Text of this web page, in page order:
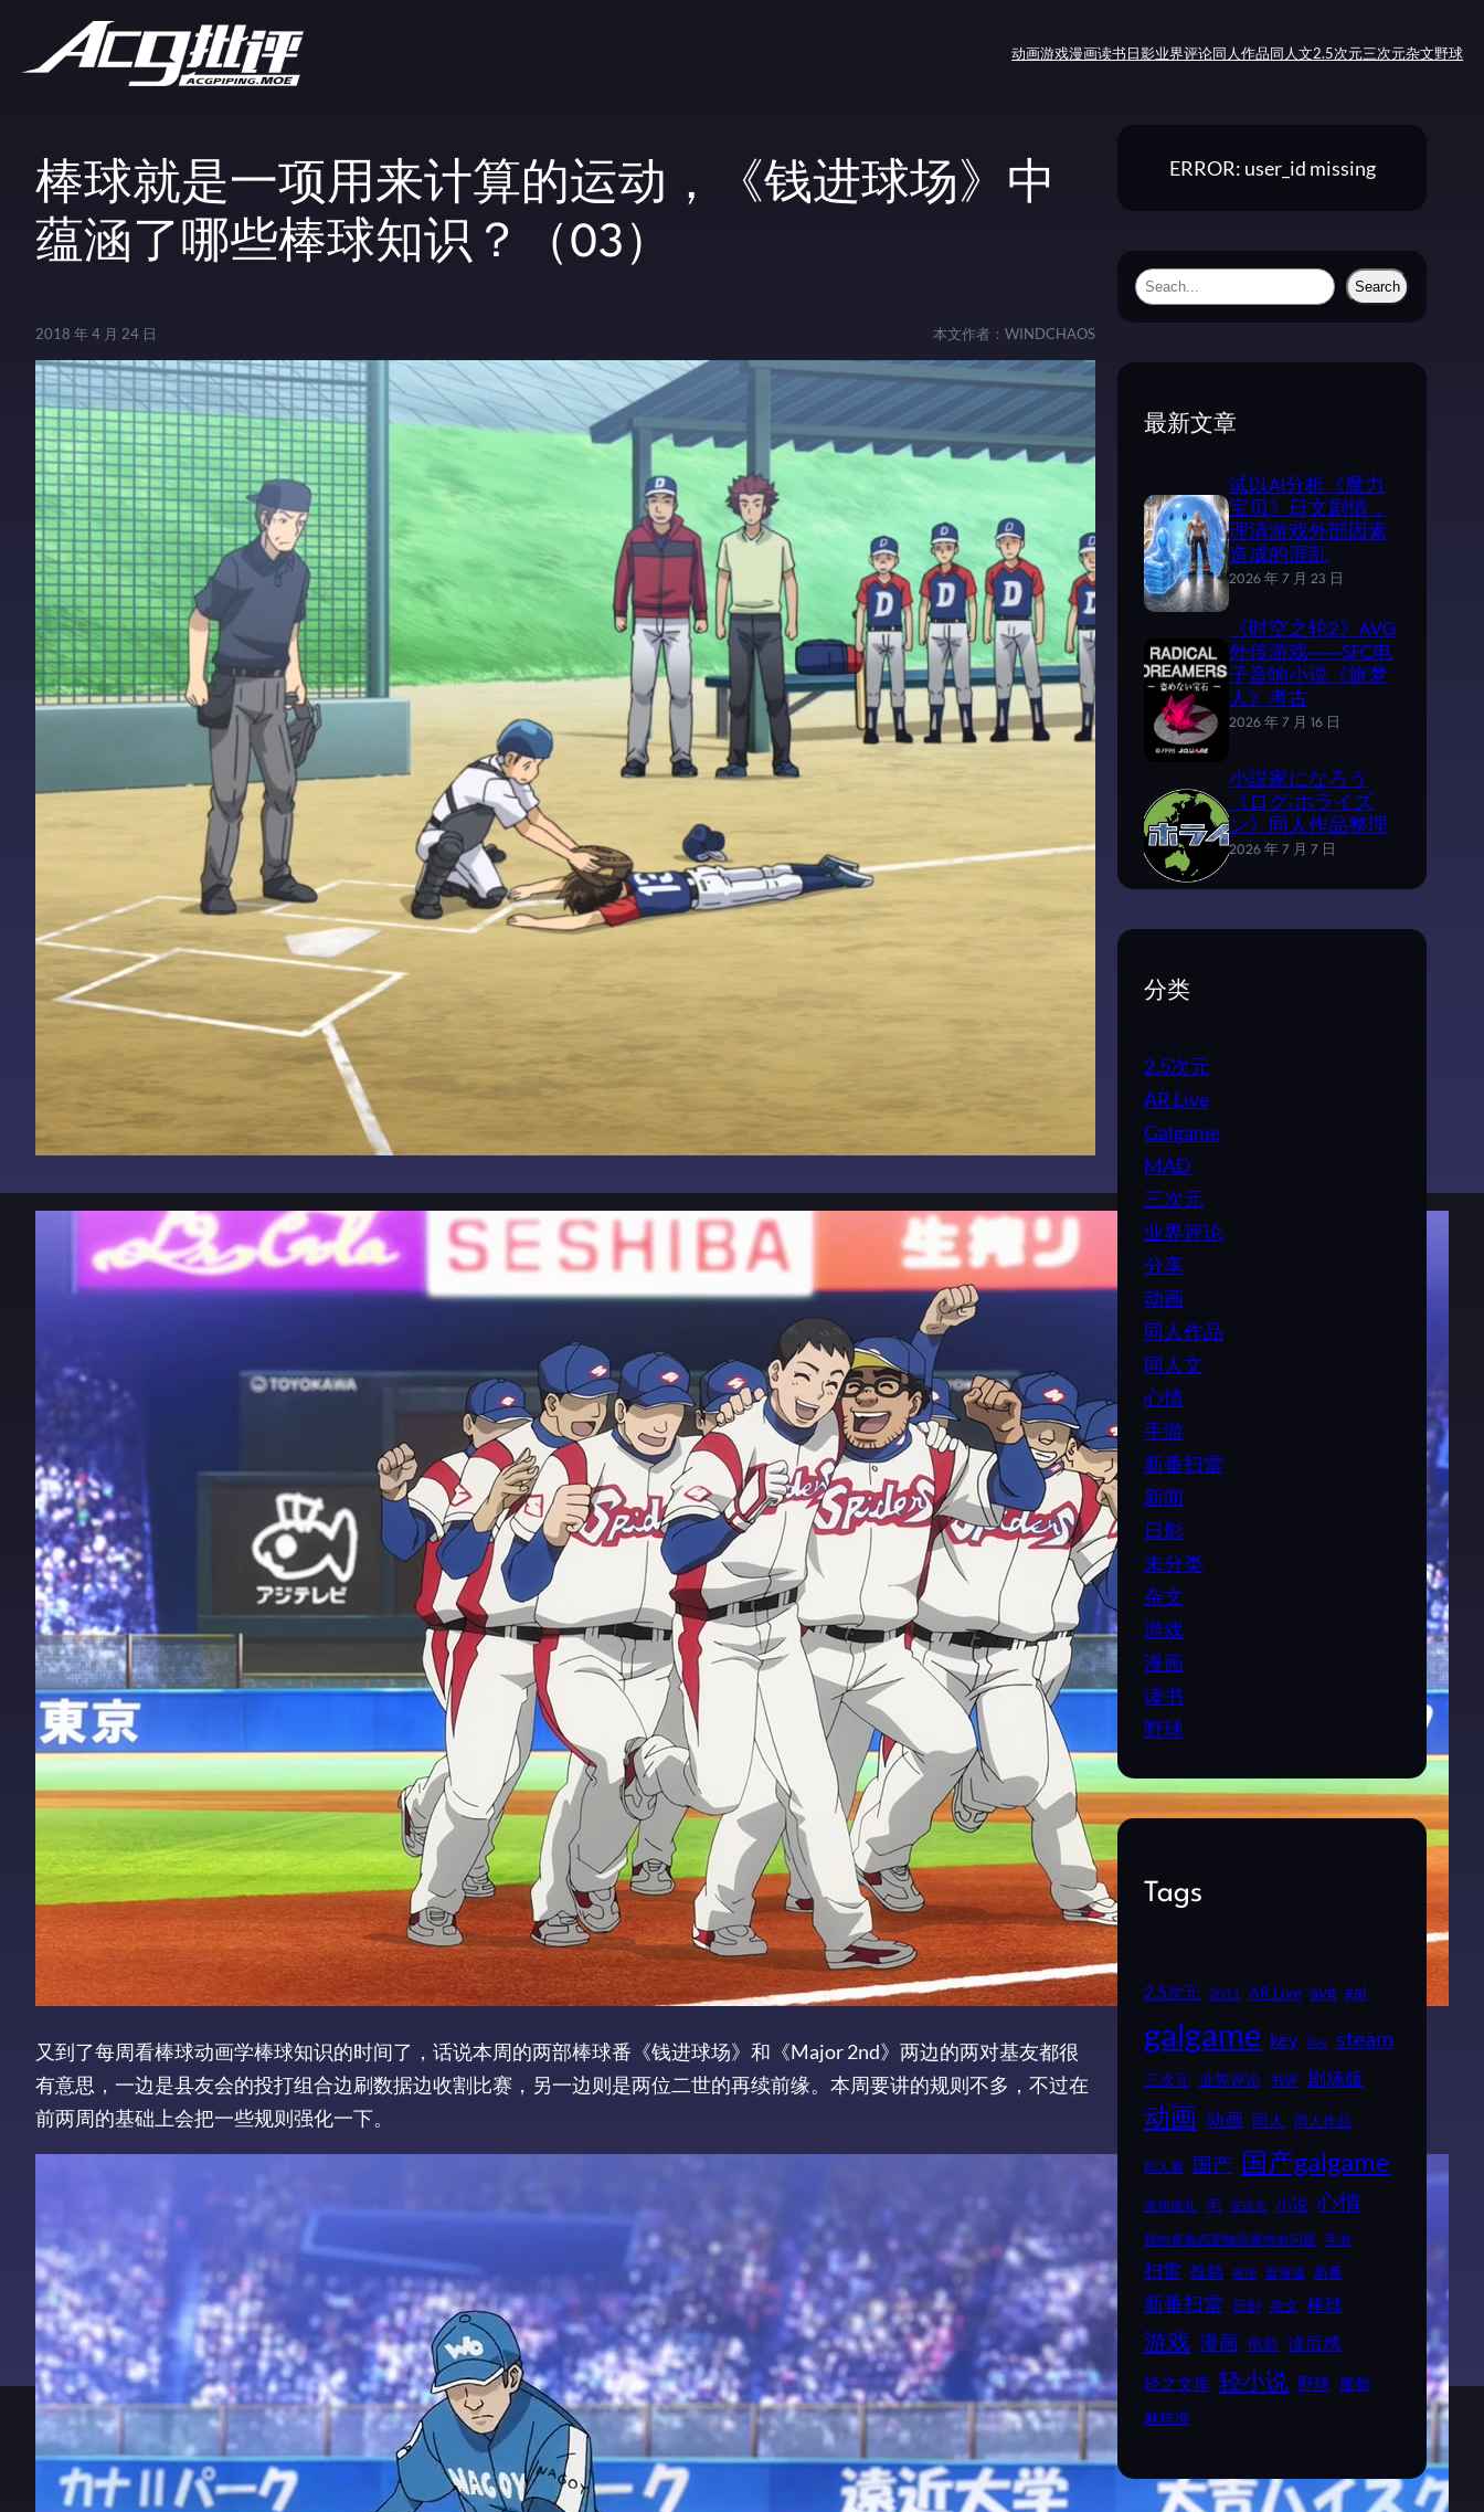
动画游戏漫画读书日影业界评论同人作品同人文2.5次元三次元杂文野球
棒球就是一项用来计算的运动，《钱进球场》中
蕴涵了哪些棒球知识？（03）
2018 年 4 月 24 日 本文作者： WINDCHAOS
又到了每周看棒球动画学棒球知识的时间了，话说本周的两部棒球番《钱进球场》和《Major 2nd》两边的两对基友都很
有意思，一边是县友会的投打组合边刷数据边收割比赛，另一边则是两位二世的再续前缘。本周要讲的规则不多，不过在
前两周的基础上会把一些规则强化一下。
ERROR: user_id missing
S
e
Search
最新文章
试以AI分析《魔力
宝贝》日文剧情，
理清游戏外部因素
造成的混乱
2026 年 7 月 23 日
《时空之轮2》AVG
外传游戏——SFC电
子音响小说《旅梦
人》考古
2026 年 7 月 16 日
小説家になろう
《ログ·ホライズ
ン》同人作品整理
2026 年 7 月 7 日
分类
2.5次元
AR Live
Galgame
MAD
三次元
业界评论
分享
动画
同人作品
同人文
心情
手游
新番扫雷
新闻
日影
未分类
杂文
游戏
漫画
读书
野球
Tags
2.5次元 2011 AR Live avg gal
galgame key live steam
三次元 业界评论 书评 剧场版
动画 动画 同人 同人作品
同人展 国产 国产galgame
圣地巡礼 宅 安达充 小说 心情
我的青春恋爱物语果然有问题 手游
扫雷 投稿 推理 新海诚 新番
新番扫雷 日剧 杂文 棒球
游戏 漫画 电影 读后感
轻之文库 轻小说 野球 魔都
麻枝准